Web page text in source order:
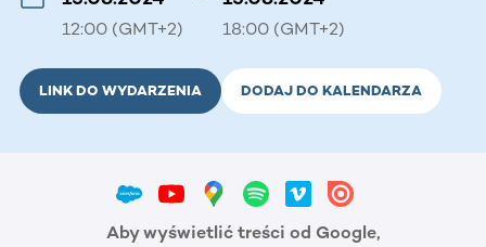
12:00 (GMT+2) 18:00 (GMT+2)
LINK DO WYDARZENIA DODAJ DO KALENDARZA
Aby wyświetlić treści od Google,